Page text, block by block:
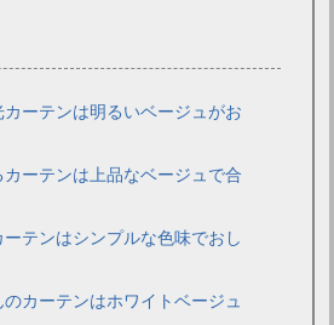
オシャレに！おすすめカーテン6選
ーテンは明るいベージュがお
ーテンは上品なベージュで合
テンはシンプルな色味でおし
カーテンはホワイトベージュ